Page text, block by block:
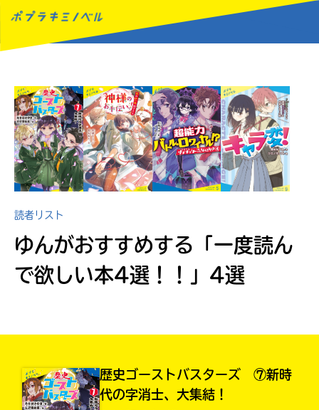
できる掲示板
読者リスト
ゆんがおすすめする 「一度読ん
で欲しい本4選！！」4選
歴史ゴーストバスターズ ⑦新時
代の字消士、大集結！